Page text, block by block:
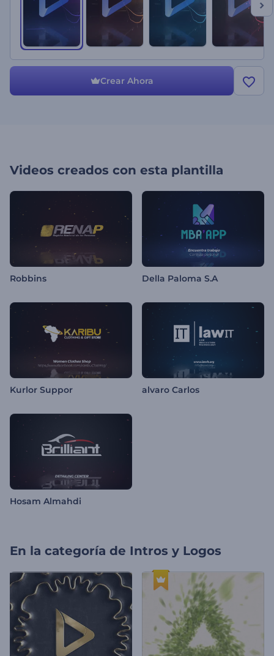
Crear Ahora
Videos creados con esta plantilla
Robbins Della Paloma S.A
Kurlor Suppor alvaro Carlos
Hosam Almahdi
En la categoría de Intros y Logos